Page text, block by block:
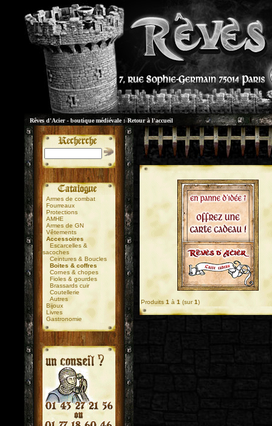
Rêves d'Acier - boutique médiévale : Retour à l'accueil
.
Armes de combat
Fourreaux
Protections
AMHE
Armes de GN
Vêtements
Accessoires
Escarcelles &
sacoches
Ceintures & Boucles
Boites & coffres
Cornes & chopes
Fioles & gourdes
Brassards cuir
Coutellerie
Autres
Bijoux
Livres
Gastronomie
.
Produits 1 à 1 (sur1)